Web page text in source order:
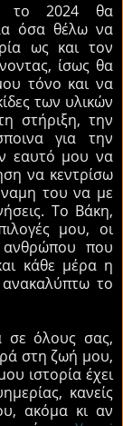
το 2024 θα
όσα θέλω να
ως και τον
ίσως θα
τόνο και να
των υλικών
στήριξη, την
για την
εαυτό μου να
να κεντρίσω
του να με
Το Βάκη,
μου, οι
που
κάθε μέρα η
το
σε όλους σας,
στη ζωή μου,
ιστορία έχει
κανείς
ακόμα κι αν